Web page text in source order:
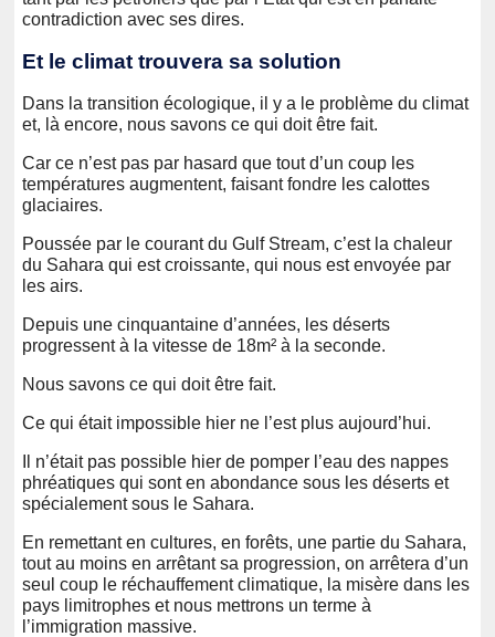
contradiction avec ses dires.
Et le climat trouvera sa solution
Dans la transition écologique, il y a le problème du climat
et, là encore, nous savons ce qui doit être fait.
Car ce n’est pas par hasard que tout d’un coup les
températures augmentent, faisant fondre les calottes
glaciaires.
Poussée par le courant du Gulf Stream, c’est la chaleur
du Sahara qui est croissante, qui nous est envoyée par
les airs.
Depuis une cinquantaine d’années, les déserts
progressent à la vitesse de 18m² à la seconde.
Nous savons ce qui doit être fait.
Ce qui était impossible hier ne l’est plus aujourd’hui.
Il n’était pas possible hier de pomper l’eau des nappes
phréatiques qui sont en abondance sous les déserts et
spécialement sous le Sahara.
En remettant en cultures, en forêts, une partie du Sahara,
tout au moins en arrêtant sa progression, on arrêtera d’un
seul coup le réchauffement climatique, la misère dans les
pays limitrophes et nous mettrons un terme à
l’immigration massive.